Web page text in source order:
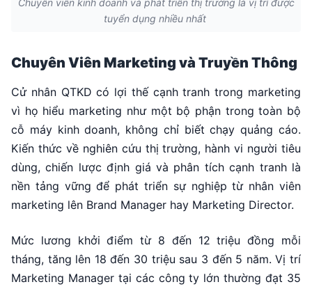
Chuyên viên kinh doanh và phát triển thị trường là vị trí được
tuyển dụng nhiều nhất
Chuyên Viên Marketing và Truyền Thông
Cử nhân QTKD có lợi thế cạnh tranh trong marketing
vì họ hiểu marketing như một bộ phận trong toàn bộ
cỗ máy kinh doanh, không chỉ biết chạy quảng cáo.
Kiến thức về nghiên cứu thị trường, hành vi người tiêu
dùng, chiến lược định giá và phân tích cạnh tranh là
nền tảng vững để phát triển sự nghiệp từ nhân viên
marketing lên Brand Manager hay Marketing Director.
Mức lương khởi điểm từ 8 đến 12 triệu đồng mỗi
tháng, tăng lên 18 đến 30 triệu sau 3 đến 5 năm. Vị trí
Marketing Manager tại các công ty lớn thường đạt 35